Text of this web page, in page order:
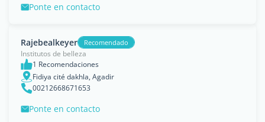
Ponte en contacto
Rajebealkeyer Recomendado
Institutos de belleza
1 Recomendaciones
Fidiya cité dakhla, Agadir
00212668671653
Ponte en contacto